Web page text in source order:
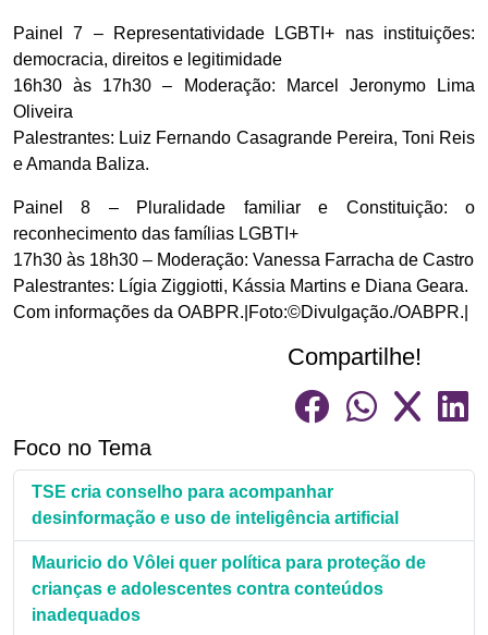
Painel 7 – Representatividade LGBTI+ nas instituições:
democracia, direitos e legitimidade
16h30 às 17h30 – Moderação: Marcel Jeronymo Lima
Oliveira
Palestrantes: Luiz Fernando Casagrande Pereira, Toni Reis
e Amanda Baliza.
Painel 8 – Pluralidade familiar e Constituição: o
reconhecimento das famílias LGBTI+
17h30 às 18h30 – Moderação: Vanessa Farracha de Castro
Palestrantes: Lígia Ziggiotti, Kássia Martins e Diana Geara.
Com informações da OABPR.|Foto:©Divulgação./OABPR.|
Compartilhe!
Foco no Tema
TSE cria conselho para acompanhar
desinformação e uso de inteligência artificial
Mauricio do Vôlei quer política para proteção de
crianças e adolescentes contra conteúdos
inadequados